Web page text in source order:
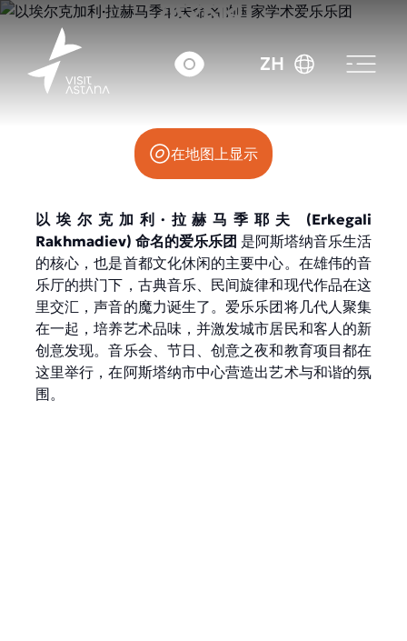
ZH
肯尼萨利街 32 号
在地图上显示
以埃尔克加利·拉赫马季耶夫 (Erkegali
Rakhmadiev) 命名的爱乐乐团 是阿斯塔纳音乐生活
的核心，也是首都文化休闲的主要中心。在雄伟的音
乐厅的拱门下，古典音乐、民间旋律和现代作品在这
里交汇，声音的魔力诞生了。爱乐乐团将几代人聚集
在一起，培养艺术品味，并激发城市居民和客人的新
创意发现。音乐会、节日、创意之夜和教育项目都在
这里举行，在阿斯塔纳市中心营造出艺术与和谐的氛
围。